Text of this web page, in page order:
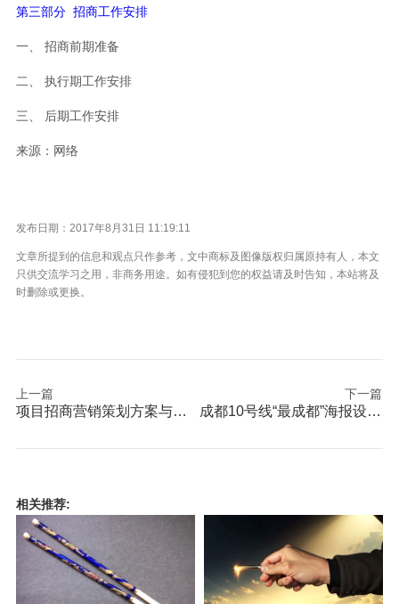
第三部分 招商工作安排
一、 招商前期准备
二、 执行期工作安排
三、 后期工作安排
来源：网络
发布日期：2017年8月31日 11:19:11
文章所提到的信息和观点只作参考，文中商标及图像版权归属原持有人，本文
只供交流学习之用，非商务用途。如有侵犯到您的权益请及时告知，本站将及
时删除或更换。
上一篇
项目招商营销策划方案与广告设计之招商策略
下一篇
成都10号线“最成都”海报设计获奖，7号线6日早上9点试运营
相关推荐: